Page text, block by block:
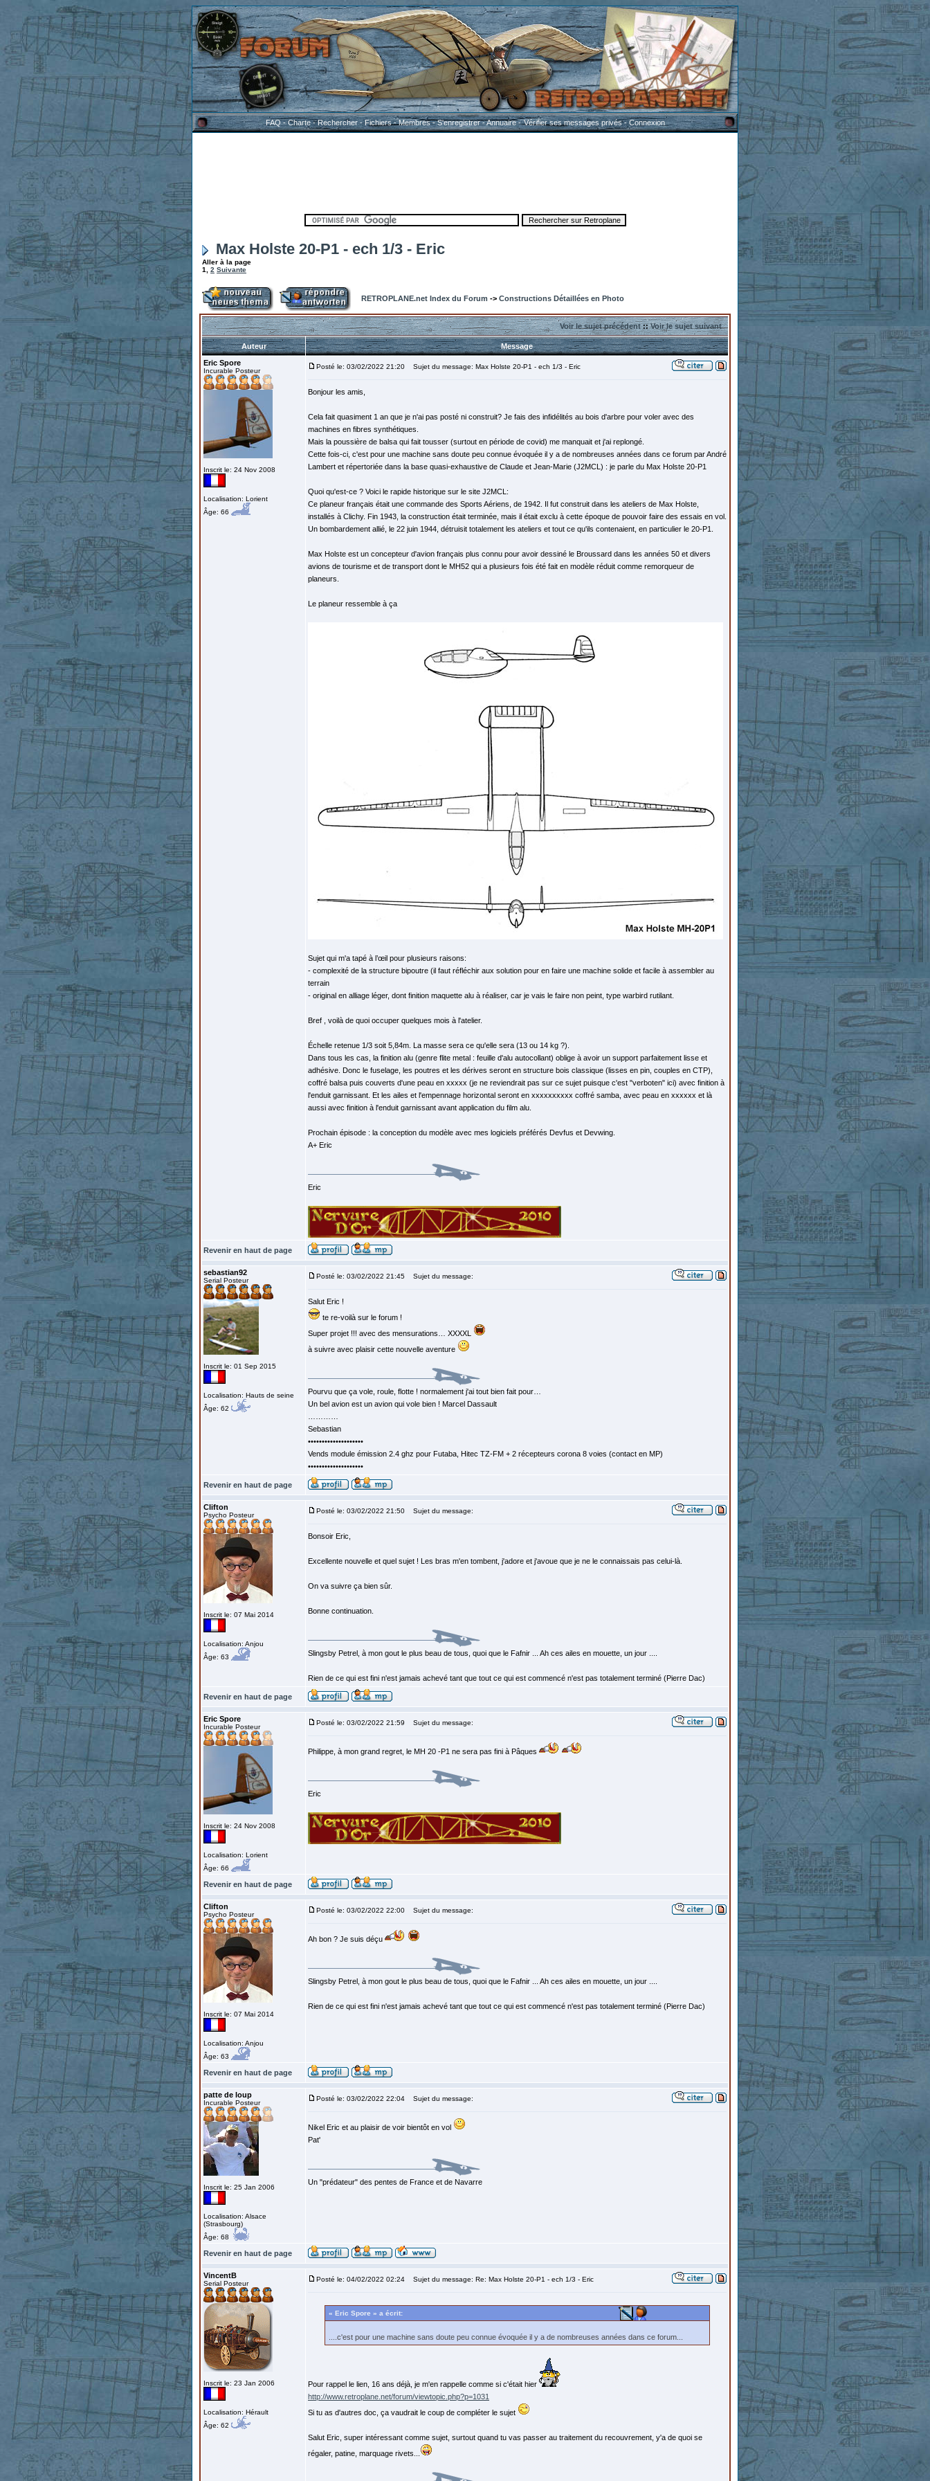
FAQ-Charte-Rechercher-Fichiers-Membres-S'enregistrer-Annuaire-Vérifier ses messages privés-Connexion
Max Holste 20-P1 - ech 1/3 - Eric
Aller à la page
1
2 Suivante
RETROPLANE.net Index du Forum -> Constructions Détaillées en Photo
Voir le sujet précédent::Voir le sujet suivant
Auteur
Message
Eric Spore
Incurable Posteur
Inscrit le: 24 Nov 2008
Localisation: Lorient
Âge: 66
Posté le: 03/02/2022 21:20 Sujet du message: Max Holste 20-P1 - ech 1/3 - Eric
Bonjour les amis,
Cela fait quasiment 1 an que je n'ai pas posté ni construit? Je fais des infidélités au bois d'arbre pour voler avec des
machines en fibres synthétiques.
Mais la poussière de balsa qui fait tousser (surtout en période de covid) me manquait et j'ai replongé.
Cette fois-ci, c'est pour une machine sans doute peu connue évoquée il y a de nombreuses années dans ce forum par André
Lambert et répertoriée dans la base quasi-exhaustive de Claude et Jean-Marie (J2MCL) : je parle du Max Holste 20-P1
Quoi qu'est-ce ? Voici le rapide historique sur le site J2MCL:
Ce planeur français était une commande des Sports Aériens, de 1942. Il fut construit dans les ateliers de Max Holste,
installés à Clichy. Fin 1943, la construction était terminée, mais il était exclu à cette époque de pouvoir faire des essais en vol.
Un bombardement allié, le 22 juin 1944, détruisit totalement les ateliers et tout ce qu'ils contenaient, en particulier le 20-P1.
Max Holste est un concepteur d'avion français plus connu pour avoir dessiné le Broussard dans les années 50 et divers
avions de tourisme et de transport dont le MH52 qui a plusieurs fois été fait en modèle réduit comme remorqueur de
planeurs.
Le planeur ressemble à ça
Sujet qui m'a tapé à l’œil pour plusieurs raisons:
- complexité de la structure bipoutre (il faut réfléchir aux solution pour en faire une machine solide et facile à assembler au
terrain
- original en alliage léger, dont finition maquette alu à réaliser, car je vais le faire non peint, type warbird rutilant.
Bref , voilà de quoi occuper quelques mois à l'atelier.
Échelle retenue 1/3 soit 5,84m. La masse sera ce qu'elle sera (13 ou 14 kg ?).
Dans tous les cas, la finition alu (genre flite metal : feuille d'alu autocollant) oblige à avoir un support parfaitement lisse et
adhésive. Donc le fuselage, les poutres et les dérives seront en structure bois classique (lisses en pin, couples en CTP),
coffré balsa puis couverts d'une peau en xxxxx (je ne reviendrait pas sur ce sujet puisque c'est "verboten" ici) avec finition à
l'enduit garnissant. Et les ailes et l'empennage horizontal seront en xxxxxxxxxx coffré samba, avec peau en xxxxxx et là
aussi avec finition à l'enduit garnissant avant application du film alu.
Prochain épisode : la conception du modèle avec mes logiciels préférés Devfus et Devwing.
A+ Eric
Eric
Revenir en haut de page
sebastian92
Serial Posteur
Inscrit le: 01 Sep 2015
Localisation: Hauts de seine
Âge: 62
Posté le: 03/02/2022 21:45 Sujet du message:
Salut Eric !
te re-voilà sur le forum !
Super projet !!! avec des mensurations… XXXXL
à suivre avec plaisir cette nouvelle aventure
Pourvu que ça vole, roule, flotte ! normalement j'ai tout bien fait pour…
Un bel avion est un avion qui vole bien ! Marcel Dassault
Sebastian
••••••••••••••••••••
Vends module émission 2.4 ghz pour Futaba, Hitec TZ-FM + 2 récepteurs corona 8 voies (contact en MP)
••••••••••••••••••••
Revenir en haut de page
Clifton
Psycho Posteur
Inscrit le: 07 Mai 2014
Localisation: Anjou
Âge: 63
Posté le: 03/02/2022 21:50 Sujet du message:
Bonsoir Eric,
Excellente nouvelle et quel sujet ! Les bras m'en tombent, j'adore et j'avoue que je ne le connaissais pas celui-là.
On va suivre ça bien sûr.
Bonne continuation.
Slingsby Petrel, à mon gout le plus beau de tous, quoi que le Fafnir ... Ah ces ailes en mouette, un jour ....
Rien de ce qui est fini n'est jamais achevé tant que tout ce qui est commencé n'est pas totalement terminé (Pierre Dac)
Revenir en haut de page
Eric Spore
Incurable Posteur
Inscrit le: 24 Nov 2008
Localisation: Lorient
Âge: 66
Posté le: 03/02/2022 21:59 Sujet du message:
Philippe, à mon grand regret, le MH 20 -P1 ne sera pas fini à Pâques
Eric
Revenir en haut de page
Clifton
Psycho Posteur
Inscrit le: 07 Mai 2014
Localisation: Anjou
Âge: 63
Posté le: 03/02/2022 22:00 Sujet du message:
Ah bon ? Je suis déçu
Slingsby Petrel, à mon gout le plus beau de tous, quoi que le Fafnir ... Ah ces ailes en mouette, un jour ....
Rien de ce qui est fini n'est jamais achevé tant que tout ce qui est commencé n'est pas totalement terminé (Pierre Dac)
Revenir en haut de page
patte de loup
Incurable Posteur
Inscrit le: 25 Jan 2006
Localisation: Alsace
(Strasbourg)
Âge: 68
Posté le: 03/02/2022 22:04 Sujet du message:
Nikel Eric et au plaisir de voir bientôt en vol
Pat'
Un "prédateur" des pentes de France et de Navarre
Revenir en haut de page
VincentB
Serial Posteur
Inscrit le: 23 Jan 2006
Localisation: Hérault
Âge: 62
Posté le: 04/02/2022 02:24 Sujet du message: Re: Max Holste 20-P1 - ech 1/3 - Eric
« Eric Spore » a écrit:
....c'est pour une machine sans doute peu connue évoquée il y a de nombreuses années dans ce forum...
Pour rappel le lien, 16 ans déjà, je m'en rappelle comme si c'était hier
http://www.retroplane.net/forum/viewtopic.php?p=1031
Si tu as d'autres doc, ça vaudrait le coup de compléter le sujet
Salut Eric, super intéressant comme sujet, surtout quand tu vas passer au traitement du recouvrement, y'a de quoi se
régaler, patine, marquage rivets...